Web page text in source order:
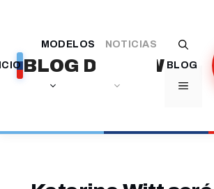
contenido
BLOG DE BMW
MENÚ
MODELOS
NOTICIAS
BLOG